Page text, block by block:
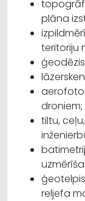
plāna
teritoriju
droniem;
tiltu,
reljefa